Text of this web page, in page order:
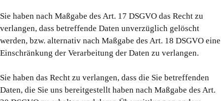
Sie haben nach Maßgabe des Art. 17 DSGVO das Recht zu
verlangen, dass betreffende Daten unverzüglich gelöscht
werden, bzw. alternativ nach Maßgabe des Art. 18 DSGVO eine
Einschränkung der Verarbeitung der Daten zu verlangen.
Sie haben das Recht zu verlangen, dass die Sie betreffenden
Daten, die Sie uns bereitgestellt haben nach Maßgabe des Art.